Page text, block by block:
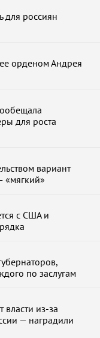
для россиян
орденом Андрея
для роста
вариант
«мягкий»
с США и
по заслугам
власти из-за
— наградили